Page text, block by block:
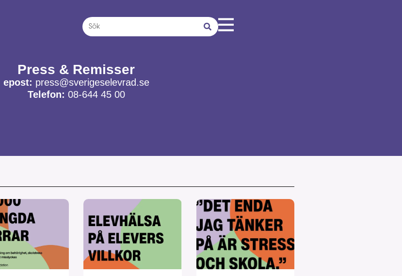
Press & Remisser
epost: press@sverigeselevrad.se
Telefon: 08-644 45 00